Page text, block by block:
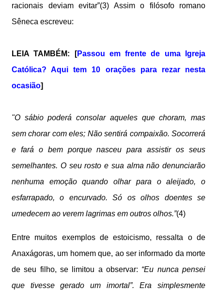
racionais deviam evitar”(3) Assim o filósofo romano
Sêneca escreveu:
LEIA TAMBÉM: [Passou em frente de uma Igreja
Católica? Aqui tem 10 orações para rezar nesta
ocasião]
"O sábio poderá consolar aqueles que choram, mas
sem chorar com eles; Não sentirá compaixão. Socorrerá
e fará o bem porque nasceu para assistir os seus
semelhantes. O seu rosto e sua alma não denunciarão
nenhuma emoção quando olhar para o aleijado, o
esfarrapado, o encurvado. Só os olhos doentes se
umedecem ao verem lagrimas em outros olhos.”(4)
Entre muitos exemplos de estoicismo, ressalta o de
Anaxágoras, um homem que, ao ser informado da morte
de seu filho, se limitou a observar: “Eu nunca pensei
que tivesse gerado um imortal”. Era simplesmente